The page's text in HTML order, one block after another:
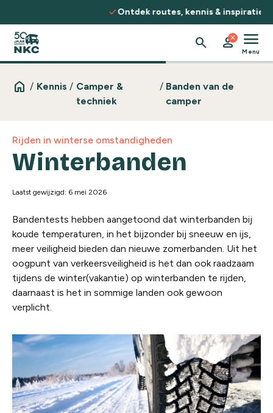
Ontdek routes, kennis & inspiratie
search person
close menu
Menu
home / Kennis / Camper &
techniek
/ Banden van de
camper
Rijden in winterse omstandigheden
Winterbanden
Laatst gewijzigd: 6 mei 2026
Bandentests hebben aangetoond dat winterbanden bij
koude temperaturen, in het bijzonder bij sneeuw en ijs,
meer veiligheid bieden dan nieuwe zomerbanden. Uit het
oogpunt van verkeersveiligheid is het dan ook raadzaam
tijdens de winter(vakantie) op winterbanden te rijden,
daarnaast is het in sommige landen ook gewoon
verplicht.